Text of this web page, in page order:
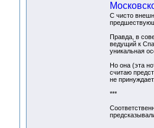
С чисто
Правда, в
ведущий к
уникальная
Но она (эта
считаю
не
***